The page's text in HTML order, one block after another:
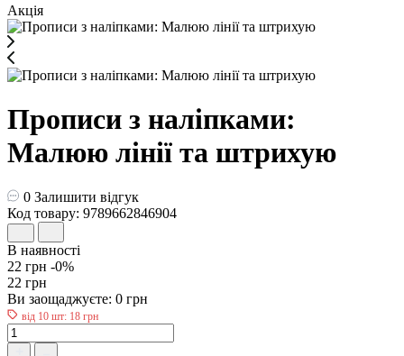
Акція
Прописи з наліпками:
Малюю лінії та штрихую
0 Залишити відгук
Код товару: 9789662846904
В наявності
22 грн -0%
22 грн
Ви заощаджуєте: 0 грн
від 10 шт: 18 грн